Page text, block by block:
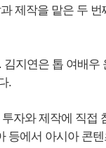
제작을 맡은 두
지연은 톱 여배우
.
자와 제작에 직접
등에서 아시아 콘